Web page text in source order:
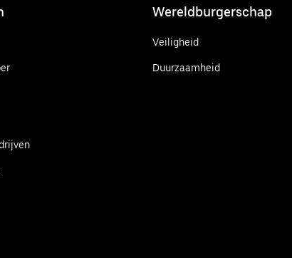
Wereldburgerschap
Veiligheid
Duurzaamheid